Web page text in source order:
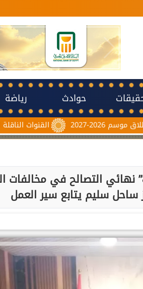
حوادث رياضة
القنوات الناقلة لمباراة باريس
محافظ أسيوط: إستمرار تسليم نموذج ”8” نهائي التصالح
ساحل سليم يتابع سير العمل